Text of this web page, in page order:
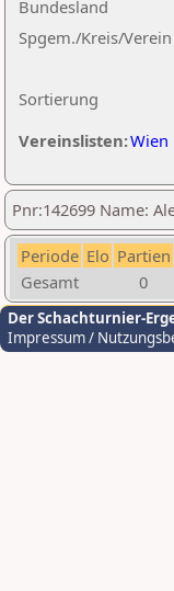
Sortierung
Bundesland
Spgem./Kreis/Verein
Vereinslisten:Wien
Pnr:142699 Name:
Periode Elo Partien
Gesamt
0
Der Schachturnier-
Impressum /